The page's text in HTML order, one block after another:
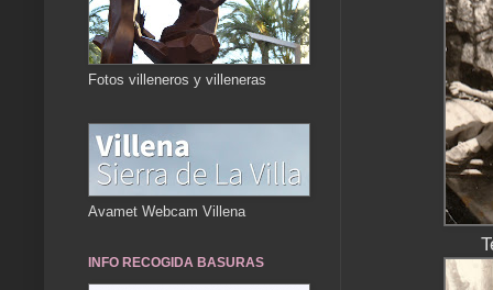
Fotos villeneros y villeneras
Avamet Webcam Villena
INFO RECOGIDA BASURAS